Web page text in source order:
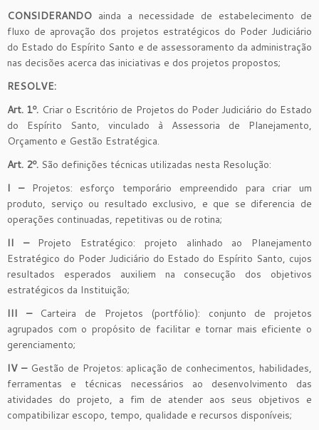
CONSIDERANDO ainda a necessidade de estabelecimento de
fluxo de aprovação dos projetos estratégicos do Poder Judiciário
do Estado do Espírito Santo e de assessoramento da administração
nas decisões acerca das iniciativas e dos projetos propostos;
RESOLVE:
Art. 1º. Criar o Escritório de Projetos do Poder Judiciário do Estado
do Espírito Santo, vinculado à Assessoria de Planejamento,
Orçamento e Gestão Estratégica.
Art. 2º. São definições técnicas utilizadas nesta Resolução:
I –Projetos: esforço temporário empreendido para criar um
produto, serviço ou resultado exclusivo, e que se diferencia de
operações continuadas, repetitivas ou de rotina;
II –Projeto Estratégico: projeto alinhado ao Planejamento
Estratégico do Poder Judiciário do Estado do Espírito Santo, cujos
resultados esperados auxiliem na consecução dos objetivos
estratégicos da Instituição;
III –Carteira de Projetos (portfólio): conjunto de projetos
agrupados com o propósito de facilitar e tornar mais eficiente o
gerenciamento;
IV –Gestão de Projetos: aplicação de conhecimentos, habilidades,
ferramentas e técnicas necessários ao desenvolvimento das
atividades do projeto, a fim de atender aos seus objetivos e
compatibilizar escopo, tempo, qualidade e recursos disponíveis;